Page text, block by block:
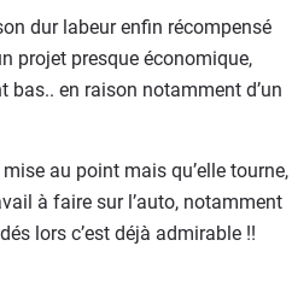
dur labeur enfin récompensé
projet presque économique,
bas.. en raison notamment d’un
au point mais qu’elle tourne,
à faire sur l’auto, notamment
lors c’est déjà admirable !!